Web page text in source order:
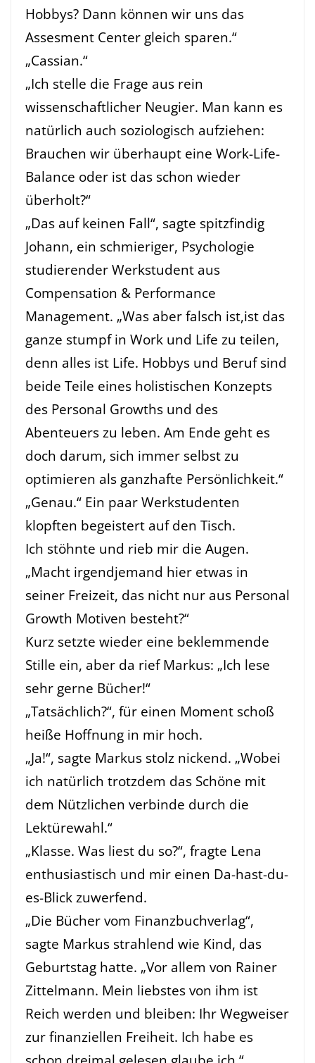
Hobbys? Dann können wir uns das
Assesment Center gleich sparen.“
„Cassian.“
„Ich stelle die Frage aus rein
wissenschaftlicher Neugier. Man kann es
natürlich auch soziologisch aufziehen:
Brauchen wir überhaupt eine Work-Life-
Balance oder ist das schon wieder
überholt?“
„Das auf keinen Fall“, sagte spitzfindig
Johann, ein schmieriger, Psychologie
studierender Werkstudent aus
Compensation & Performance
Management. „Was aber falsch ist,ist das
ganze stumpf in Work und Life zu teilen,
denn alles ist Life. Hobbys und Beruf sind
beide Teile eines holistischen Konzepts
des Personal Growths und des
Abenteuers zu leben. Am Ende geht es
doch darum, sich immer selbst zu
optimieren als ganzhafte Persönlichkeit.“
„Genau.“ Ein paar Werkstudenten
klopften begeistert auf den Tisch.
Ich stöhnte und rieb mir die Augen.
„Macht irgendjemand hier etwas in
seiner Freizeit, das nicht nur aus Personal
Growth Motiven besteht?“
Kurz setzte wieder eine beklemmende
Stille ein, aber da rief Markus: „Ich lese
sehr gerne Bücher!“
„Tatsächlich?“, für einen Moment schoß
heiße Hoffnung in mir hoch.
„Ja!“, sagte Markus stolz nickend. „Wobei
ich natürlich trotzdem das Schöne mit
dem Nützlichen verbinde durch die
Lektürewahl.“
„Klasse. Was liest du so?“, fragte Lena
enthusiastisch und mir einen Da-hast-du-
es-Blick zuwerfend.
„Die Bücher vom Finanzbuchverlag“,
sagte Markus strahlend wie Kind, das
Geburtstag hatte. „Vor allem von Rainer
Zittelmann. Mein liebstes von ihm ist
Reich werden und bleiben: Ihr Wegweiser
zur finanziellen Freiheit. Ich habe es